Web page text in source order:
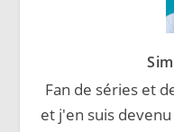
Fan de séries et
et j'en suis